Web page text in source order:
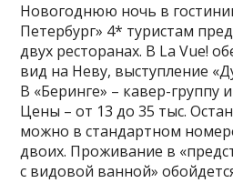
Новогоднюю ночь в
Петербург» 4* туристам
двух ресторанах. В La Vue!
вид на Неву, выступление
В «Беринге» – кавер-группу
Цены – от 13 до 35 тыс.
можно в стандартном
двоих. Проживание в
с видовой ванной»